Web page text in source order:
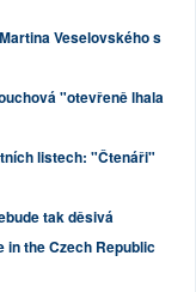
Veselovského s
"otevřeně lhala
listech: "Čtenáři"
tak děsivá
in the Czech Republic